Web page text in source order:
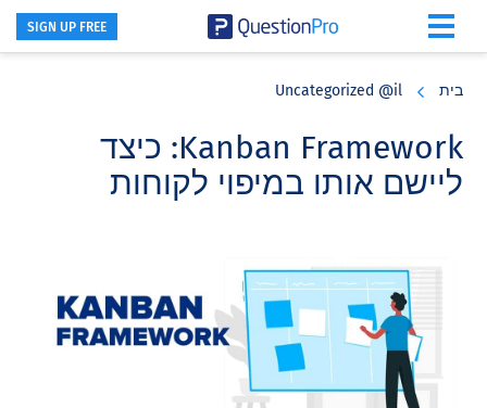
content
sidebar
SIGN UP FREE
בית Uncategorized @il
Kanban Framework: כיצד
ליישם אותו במיפוי לקוחות